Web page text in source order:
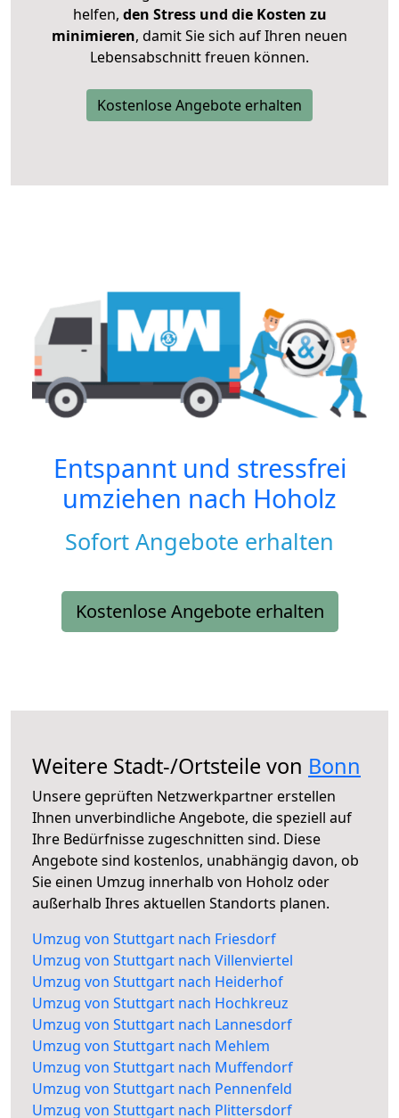
helfen, den Stress und die Kosten zu
minimieren, damit Sie sich auf Ihren neuen
Lebensabschnitt freuen können.
Kostenlose Angebote erhalten
Entspannt und stressfrei
umziehen nach Hoholz
Sofort Angebote erhalten
Kostenlose Angebote erhalten
Weitere Stadt-/Ortsteile von Bonn
Unsere geprüften Netzwerkpartner erstellen
Ihnen unverbindliche Angebote, die speziell auf
Ihre Bedürfnisse zugeschnitten sind. Diese
Angebote sind kostenlos, unabhängig davon, ob
Sie einen Umzug innerhalb von Hoholz oder
außerhalb Ihres aktuellen Standorts planen.
Umzug von Stuttgart nach Friesdorf
Umzug von Stuttgart nach Villenviertel
Umzug von Stuttgart nach Heiderhof
Umzug von Stuttgart nach Hochkreuz
Umzug von Stuttgart nach Lannesdorf
Umzug von Stuttgart nach Mehlem
Umzug von Stuttgart nach Muffendorf
Umzug von Stuttgart nach Pennenfeld
Umzug von Stuttgart nach Plittersdorf